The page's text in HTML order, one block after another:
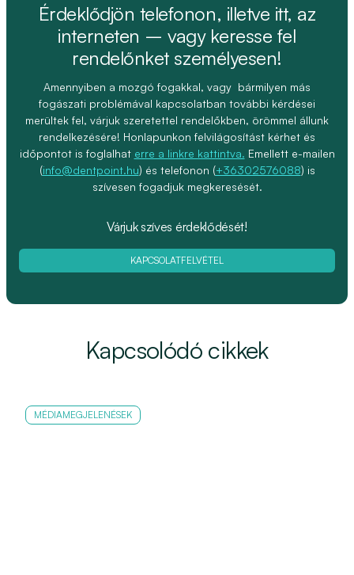
Érdeklődjön telefonon, illetve itt, az
interneten – vagy keresse fel
rendelőnket személyesen!
Amennyiben a mozgó fogakkal, vagy bármilyen más
fogászati problémával kapcsolatban további kérdései
merültek fel, várjuk szeretettel rendelőkben, örömmel állunk
rendelkezésére! Honlapunkon felvilágosítást kérhet és
időpontot is foglalhat erre a linkre kattintva. Emellett e-mailen
(info@dentpoint.hu) és telefonon (+36302576088) is
szívesen fogadjuk megkeresését.
Várjuk szíves érdeklődését!
KAPCSOLATFELVÉTEL
Kapcsolódó cikkek
MÉDIAMEGJELENÉSEK